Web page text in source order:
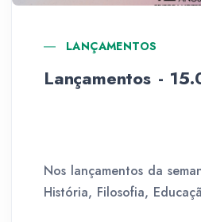
LANÇAMENTOS
Lançamentos -
Nos lançamentos da
História, Filosofia,